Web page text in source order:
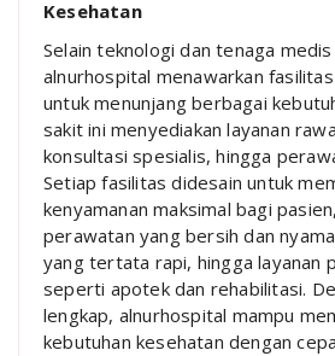
Kesehatan
Selain teknologi dan tenaga
alnurhospital menawarkan
untuk menunjang berbagai
sakit ini menyediakan layanan
konsultasi spesialis, hingga
Setiap fasilitas didesain untuk
kenyamanan maksimal bagi
perawatan yang bersih dan
yang tertata rapi, hingga layanan
seperti apotek dan rehabilitasi.
lengkap, alnurhospital mampu
kebutuhan kesehatan dengan